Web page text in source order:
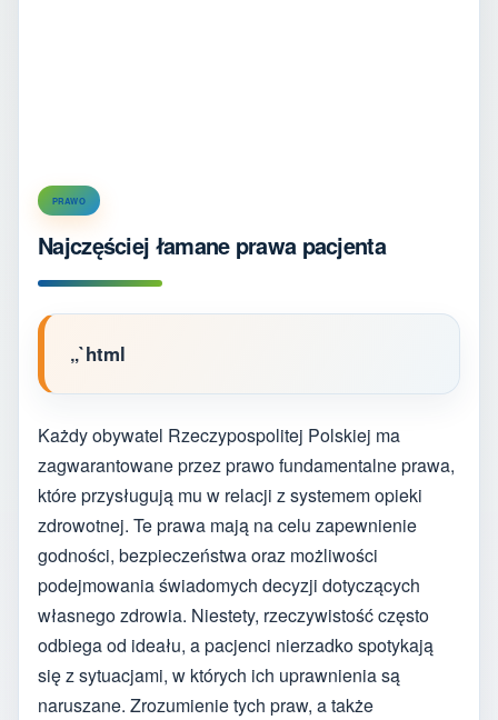
PRAWO
Najczęściej łamane prawa pacjenta
„`html
Każdy obywatel Rzeczypospolitej Polskiej ma
zagwarantowane przez prawo fundamentalne prawa,
które przysługują mu w relacji z systemem opieki
zdrowotnej. Te prawa mają na celu zapewnienie
godności, bezpieczeństwa oraz możliwości
podejmowania świadomych decyzji dotyczących
własnego zdrowia. Niestety, rzeczywistość często
odbiega od ideału, a pacjenci nierzadko spotykają
się z sytuacjami, w których ich uprawnienia są
naruszane. Zrozumienie tych praw, a także